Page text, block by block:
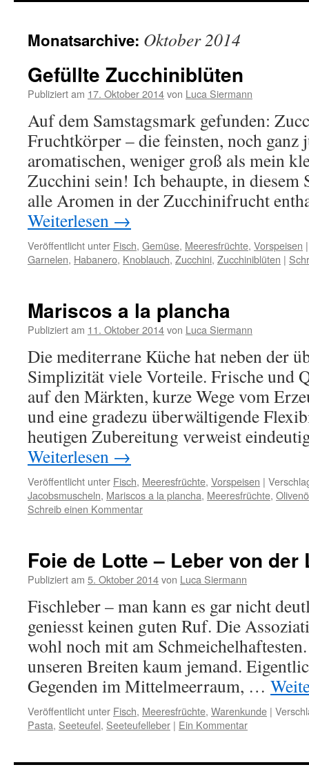
Monatsarchive: Oktober 2014
Gefüllte Zucchiniblüten
Publiziert am 17. Oktober 2014von Luca Siermann
Auf dem Samstagsmark gefunden:
Fruchtkörper – die feinsten, noch ganz
aromatischen, weniger groß als mein
Zucchini sein! Ich behaupte, in diesem
alle Aromen in der Zucchinifrucht
Weiterlesen →
Veröffentlicht unter Fisch, Gemüse, Meeresfrüchte, Vorspeisen |
Garnelen, Habanero, Knoblauch, Zucchini, Zucchiniblüten |
Mariscos a la plancha
Publiziert am 11. Oktober 2014von Luca Siermann
Die mediterrane Küche hat neben der
Simplizität viele Vorteile. Frische und
auf den Märkten, kurze Wege vom
und eine gradezu überwältigende
heutigen Zubereitung verweist
Weiterlesen →
Veröffentlicht unter Fisch, Meeresfrüchte, Vorspeisen |
Jacobsmuscheln, Mariscos a la plancha, Meeresfrüchte,
Schreib einen Kommentar
Foie de Lotte – Leber von der
Publiziert am 5. Oktober 2014von Luca Siermann
Fischleber – man kann es gar nicht
geniesst keinen guten Ruf. Die
wohl noch mit am
unseren Breiten kaum jemand.
Gegenden im Mittelmeerraum, …
Veröffentlicht unter Fisch, Meeresfrüchte, Warenkunde |
Pasta, Seeteufel, Seeteufelleber | Ein Kommentar